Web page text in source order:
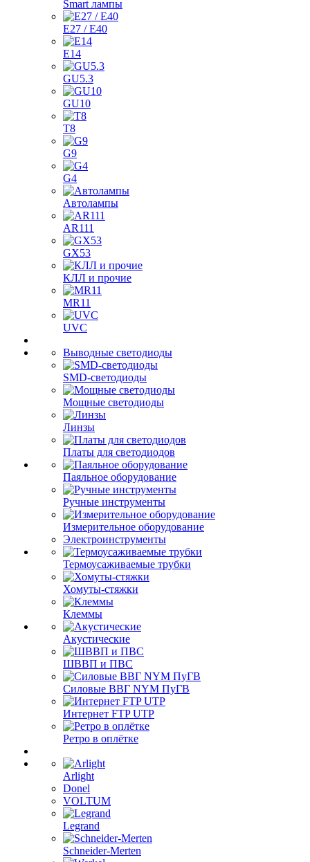
Smart лампы
E27 / E40
E14
GU5.3
GU10
T8
G9
G4
Автолампы
AR111
GX53
КЛЛ и прочие
MR11
UVC
Выводные светодиоды
SMD-светодиоды
Мощные светодиоды
Линзы
Платы для светодиодов
Паяльное оборудование
Ручные инструменты
Измерительное оборудование
Электроинструменты
Термоусаживаемые трубки
Хомуты-стяжки
Клеммы
Акустические
ШВВП и ПВС
Силовые ВВГ NYM ПуГВ
Интернет FTP UTP
Ретро в оплётке
Arlight
Donel
VOLTUM
Legrand
Schneider-Merten